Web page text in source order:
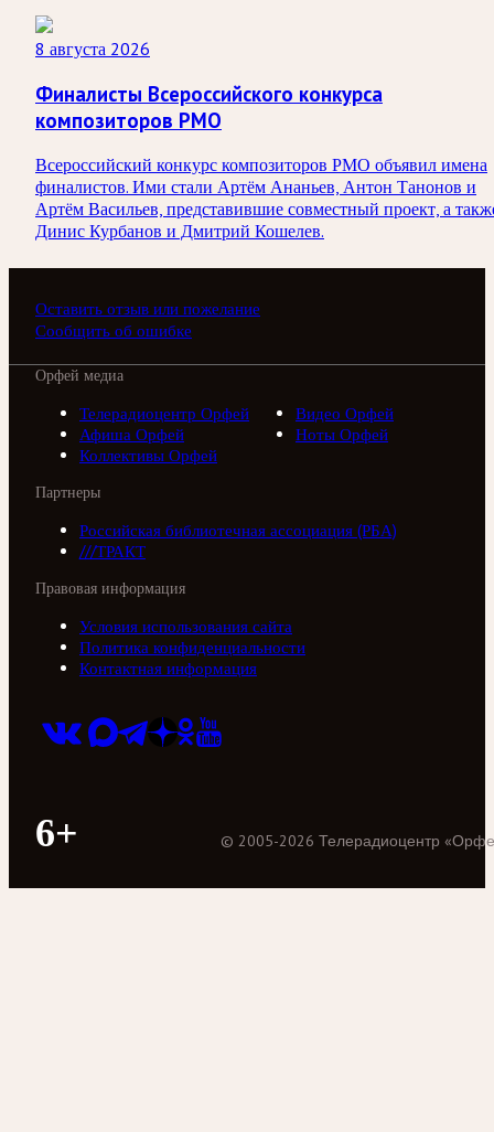
8 августа 2026
Финалисты Всероссийского конкурса
композиторов РМО
Всероссийский конкурс композиторов РМО объявил имена
финалистов. Ими стали Артём Ананьев, Антон Танонов и
Артём Васильев, представившие совместный проект, а
Динис Курбанов и Дмитрий Кошелев.
Оставить отзыв или пожелание
Сообщить об ошибке
Орфей медиа
Телерадиоцентр Орфей
Видео Орфей
Афиша Орфей
Ноты Орфей
Коллективы Орфей
Партнеры
Российская библиотечная ассоциация (РБА)
///ТРАКТ
Правовая информация
Условия использования сайта
Политика конфиденциальности
Контактная информация
6+ © 2005-2026 Телерадиоцентр